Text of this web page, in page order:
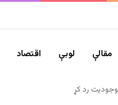
مقالې لوبې اقتصاد
رد کړ